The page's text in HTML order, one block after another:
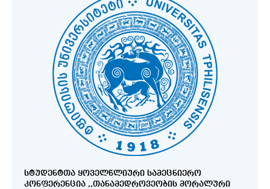
ᲡᲢᲣᲓᲔᲜᲢᲗᲐ ᲧᲝᲕᲔᲚᲬᲚᲘᲣᲠᲘ ᲡᲐᲛᲔᲪᲜᲘᲔᲠᲝ
ᲙᲝᲜᲤᲔᲠᲔᲜᲪᲘᲐ ,,ᲗᲐᲜᲐᲛᲔᲓᲠᲝᲕᲔᲝᲑᲘᲡ ᲛᲝᲠᲐᲚᲣᲠᲘ